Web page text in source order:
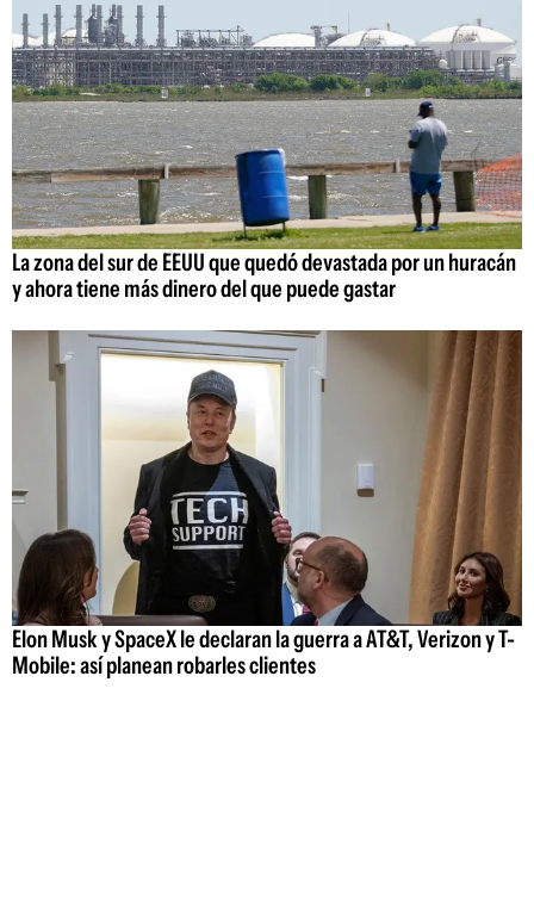
La zona del sur de EEUU que quedó devastada por un huracán
y ahora tiene más dinero del que puede gastar
Elon Musk y SpaceX le declaran la guerra a AT&T, Verizon y T-
Mobile: así planean robarles clientes